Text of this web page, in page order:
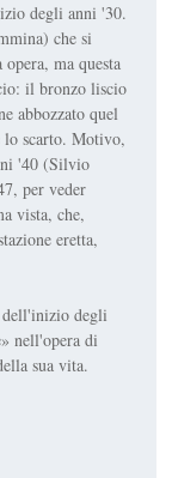
degli anni '30.
che si
ma questa
il bronzo liscio
abbozzato quel
lo scarto. Motivo,
'40 (Silvio
per veder
vista, che,
eretta,
dell'inizio degli
nell'opera di
sua vita.